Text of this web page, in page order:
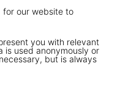
for our website to
you with relevant
is used anonymously or
but is always